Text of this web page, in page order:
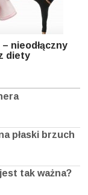
nieodłączny
diety
płaski brzuch
tak ważna?